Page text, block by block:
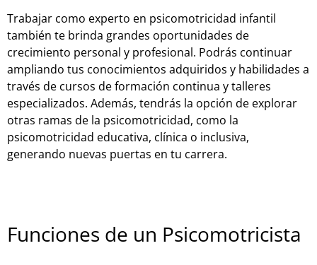
Trabajar como experto en psicomotricidad infantil
también te brinda grandes oportunidades de
crecimiento personal y profesional. Podrás continuar
ampliando tus conocimientos adquiridos y habilidades a
través de cursos de formación continua y talleres
especializados. Además, tendrás la opción de explorar
otras ramas de la psicomotricidad, como la
psicomotricidad educativa, clínica o inclusiva,
generando nuevas puertas en tu carrera.
Funciones de un Psicomotricista